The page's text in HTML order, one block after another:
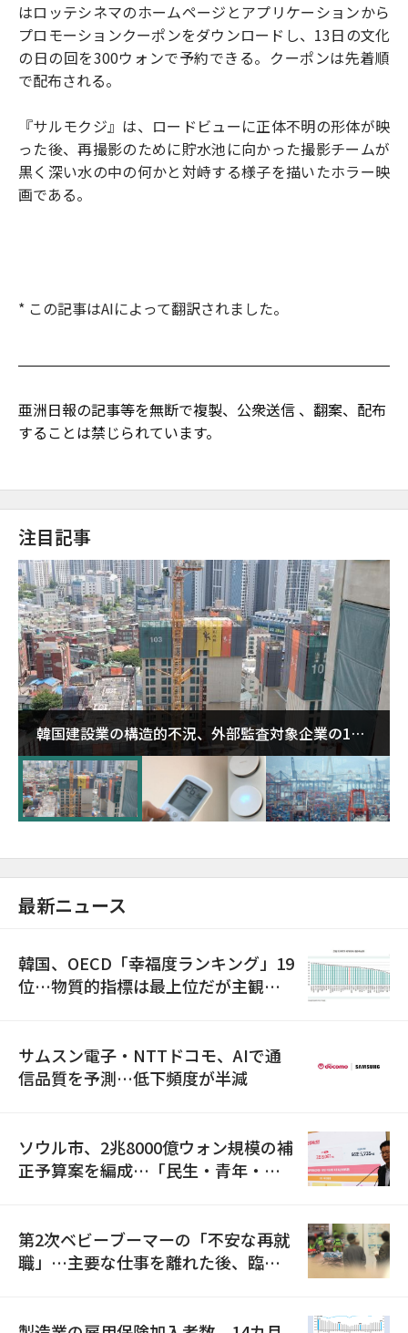
はロッテシネマのホームページとアプリケーションから
プロモーションクーポンをダウンロードし、13日の文化
の日の回を300ウォンで予約できる。クーポンは先着順
で配布される。
『サルモクジ』は、ロードビューに正体不明の形体が映
った後、再撮影のために貯水池に向かった撮影チームが
黒く深い水の中の何かと対峙する様子を描いたホラー映
画である。
* この記事はAIによって翻訳されました。
亜洲日報の記事等を無断で複製、公衆送信 、翻案、配布
することは禁じられています。
注目記事
韓国建設業の構造的不況、外部監査対象企業の1割
超が「ゾンビ企業」に…5年で2.8倍増
最新ニュース
韓国、OECD「幸福度ランキング」19
位…物質的指標は最上位だが主観的
サムスン電子・NTTドコモ、AIで通
信品質を予測…低下頻度が半減
ソウル市、2兆8000億ウォン規模の補
正予算案を編成…「民生・青年・安
第2次ベビーブーマーの「不安な再就
職」…主要な仕事を離れた後、臨時